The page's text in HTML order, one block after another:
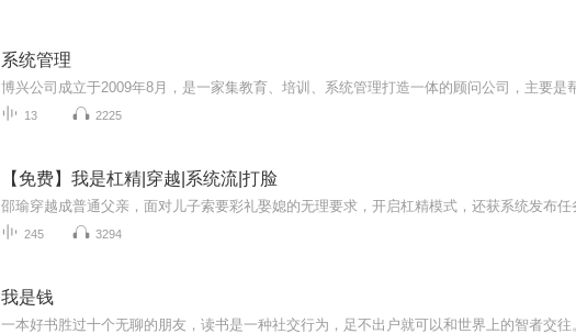
系统管理
13 2225
【免费】我是杠精|穿越|系统流|打脸
245 3294
我是钱
一本好书胜过十个无聊的朋友，读书是一种社交行为，足不出户就可以和世界上的智者交往